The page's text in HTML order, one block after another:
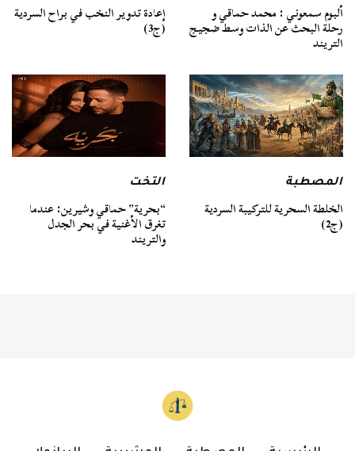
ألبوم سمعوني : محمد حماقي و
رحلة البحث عن الذات وسط ضجيج
التريند
إعادة تدوير النخب في براح السردية
(ج3)
المصطبة
الخلطة السحرية للتركيبة السردية
(ج2)
التخت
“بحرية” حماقي وشيرين: عندما
تغرق الأغنية في بحر الجدل
والتريند